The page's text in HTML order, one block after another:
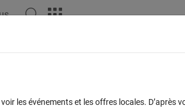
Connectez-vous pour
les événements et les offres locales. D’après